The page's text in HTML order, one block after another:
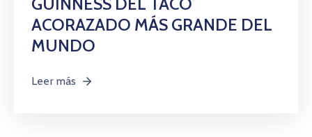
ACORAZADO MÁS GRANDE DEL
MUNDO
Leer más